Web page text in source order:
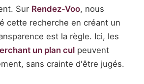
Sur Rendez-Voo, nous
cette recherche en créant un
est la règle. Ici, les
un plan cul peuvent
sans crainte d'être jugés.